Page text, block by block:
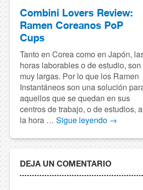
Combini Lovers Review:
Ramen Coreanos PoP
Cups
Tanto en Corea como en Japón,
horas laborables o de estudio, son
muy largas. Por lo que los Ramen
Instantáneos son una solución
aquellos que se quedan en sus
centros de trabajo, o de estudios, a
la hora … Sigue leyendo →
DEJA UN COMENTARIO